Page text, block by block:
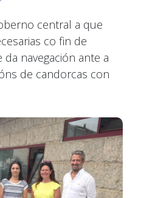
central a que
co fin de
navegación ante a
de candorcas con